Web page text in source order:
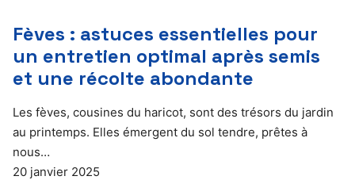
Fèves : astuces essentielles pour
un entretien optimal après semis
et une récolte abondante
Les fèves, cousines du haricot, sont des trésors du jardin
au printemps. Elles émergent du sol tendre, prêtes à
nous…
20 janvier 2025